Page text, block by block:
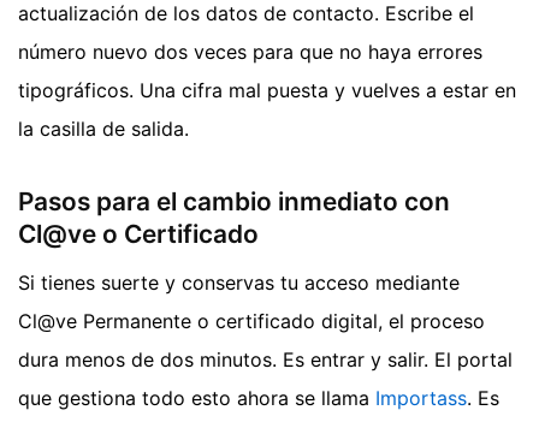
actualización de los datos de contacto. Escribe el
número nuevo dos veces para que no haya errores
tipográficos. Una cifra mal puesta y vuelves a estar en
la casilla de salida.
Pasos para el cambio inmediato con
Cl@ve o Certificado
Si tienes suerte y conservas tu acceso mediante
Cl@ve Permanente o certificado digital, el proceso
dura menos de dos minutos. Es entrar y salir. El portal
que gestiona todo esto ahora se llama Importass. Es